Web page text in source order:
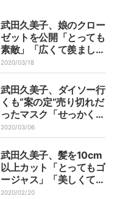
武田久美子、娘のクロー
ゼットを公開「とっても
素敵」「広くて羨まし
い」の声
2020/03/18
武田久美子、ダイソー行
くも“案の定”売り切れだ
ったマスク「せっかく出
向いたので可愛い clea
rポーチを」
2020/03/06
武田久美子、髪を10cm
以上カット「とってもゴ
ージャス」「美しくてボ
リューミー」の声
2020/02/20